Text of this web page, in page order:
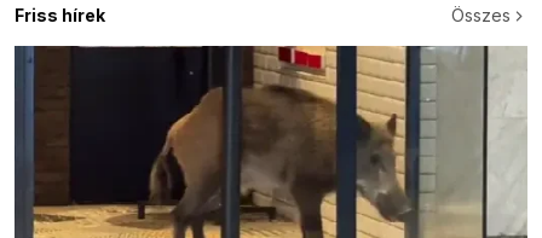
Friss hírek Összes